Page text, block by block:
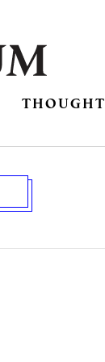
THOUGHT